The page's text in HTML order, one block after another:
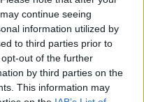
continue seeing
information utilized by
to third parties prior to
out of the further
by third parties on the
This information may
d'Elba iscriviti alla